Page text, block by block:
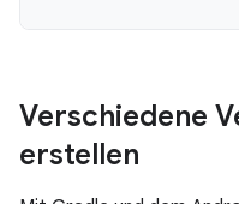
Verschiedene
erstellen